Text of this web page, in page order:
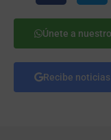
Únete a
Recibe